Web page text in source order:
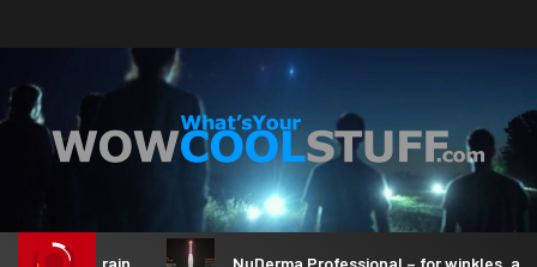
Brain NuDerma Professional – for winkles, acne &